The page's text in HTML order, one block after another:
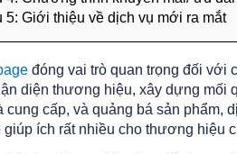
5: Giới thiệu về dịch vụ mới ra mắt
đóng vai trò quan trọng đối với
diện thương hiệu, xây dựng mối
cung cấp, và quảng bá sản phẩm,
giúp ích rất nhiều cho thương hiệu